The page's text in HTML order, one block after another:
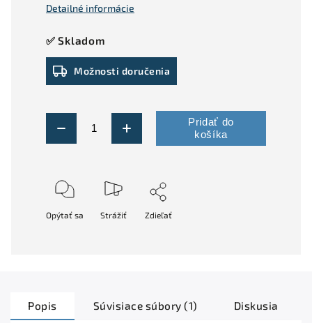
✅ Skladom
Možnosti doručenia
Pridať do
košíka
Detailné informácie
Opýtať sa Strážiť Zdieľať
Popis Súvisiace súbory (1) Diskusia